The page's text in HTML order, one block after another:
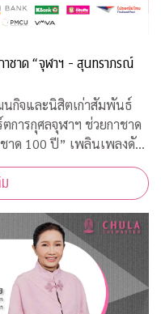
ราภรณ์
กิจและนิสิตเก่าสัมพันธ์
เพลินเพลงดัง
นเคยกว่า 40 บทเพลง